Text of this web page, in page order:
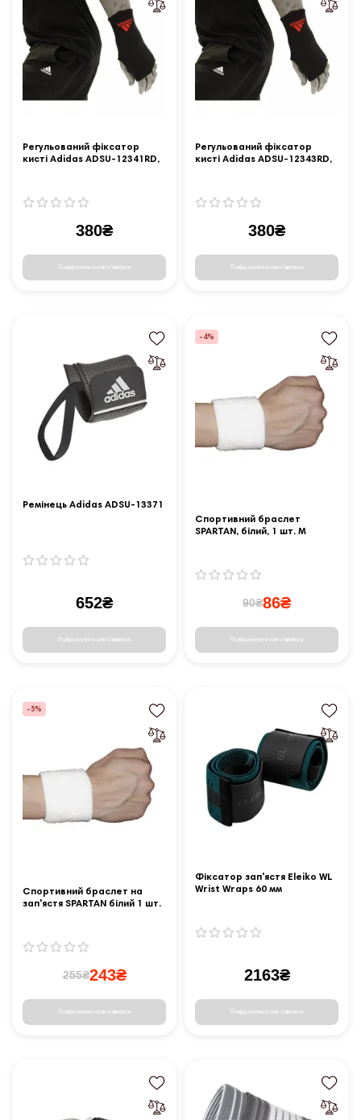
Регульований фіксатор
кисті Adidas ADSU-12341RD,
380₴
Повідомити коли з'явиться
Регульований фіксатор
кисті Adidas ADSU-12343RD,
380₴
Повідомити коли з'явиться
Ремінець Adidas ADSU-13371
652₴
Повідомити коли з'явиться
-4%
Спортивний браслет
SPARTAN, білий, 1 шт. М
90₴86₴
Повідомити коли з'явиться
-5%
Спортивний браслет на
зап'ястя SPARTAN білий 1 шт.
255₴243₴
Повідомити коли з'явиться
Фіксатор зап'ястя Eleiko WL
Wrist Wraps 60 мм
2163₴
Повідомити коли з'явиться